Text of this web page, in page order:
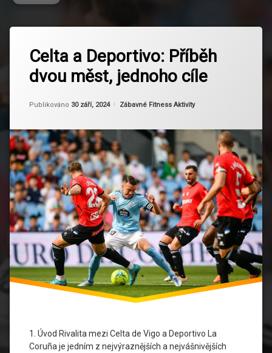
Celta a Deportivo: Příběh
dvou měst, jednoho cíle
Publikováno 30 září, 2024
Aktualizováno 30 září, 2024
Od Ruby
Kategorie:
Zábavné Fitness Aktivity
1. Úvod Rivalita mezi Celta de Vigo a Deportivo La
Coruña je jedním z nejvýraznějších a nejvášnivějších
Budoucnost
rivality
de
Deportivo
La
Coruña
Fanouškovská
kultura
Galicijské
Historie
fotbalu
Rivalita
komentář
na
Celta
a
Příběh
jednoho
cíle